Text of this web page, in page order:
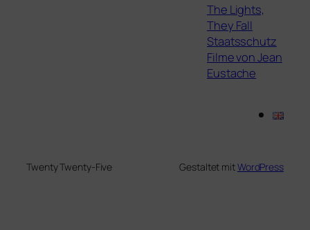
The Lights,
They Fall
Staatsschutz
Filme von Jean
Eustache
Twenty Twenty-Five Gestaltet mitWordPress